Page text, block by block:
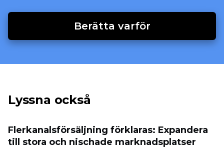
Berätta varför
Lyssna också
Flerkanalsförsäljning förklaras: Expandera
till stora och nischade marknadsplatser